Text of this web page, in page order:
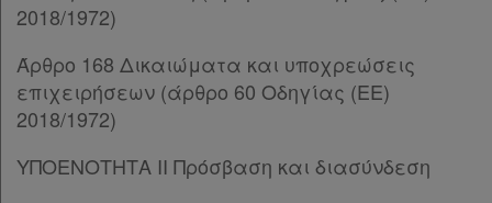
Παρ.3
Άρθρο 98Δ
Παρ.1
Παρ.2
Παρ.5
2018/1972)
Άρθρο 168 Δικαιώματα και υποχρεώσεις
επιχειρήσεων (άρθρο 60 Οδηγίας (ΕΕ)
2018/1972)
ΥΠΟΕΝΟΤΗΤΑ II Πρόσβαση και διασύνδεση